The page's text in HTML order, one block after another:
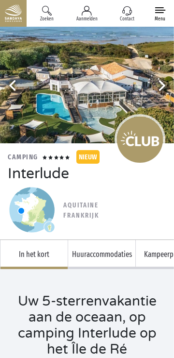
Zoeken Aanmelden Contact Menu
CAMPING NIEUW
Interlude
AQUITAINE
FRANKRIJK
In het kort Huuraccommodaties
Uw 5-sterrenvakantie
aan de oceaan, op
camping Interlude op
het Île de Ré